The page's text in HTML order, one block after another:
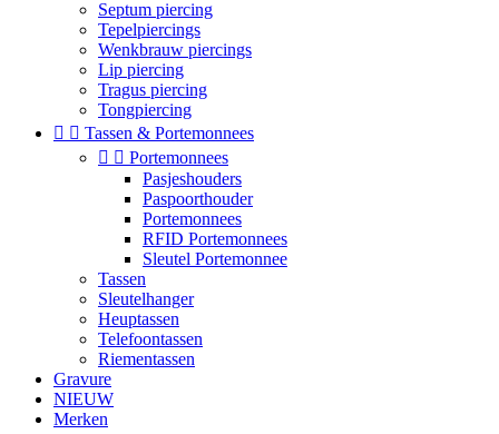
Septum piercing
Tepelpiercings
Wenkbrauw piercings
Lip piercing
Tragus piercing
Tongpiercing
  Tassen & Portemonnees
  Portemonnees
Pasjeshouders
Paspoorthouder
Portemonnees
RFID Portemonnees
Sleutel Portemonnee
Tassen
Sleutelhanger
Heuptassen
Telefoontassen
Riementassen
Gravure
NIEUW
Merken